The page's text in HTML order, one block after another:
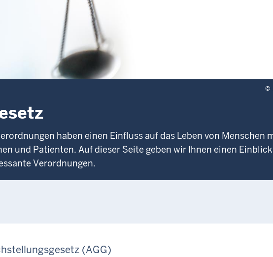
©
haben einen Einfluss auf das Leben von Menschen
und Patienten. Auf dieser Seite geben wir Ihnen einen
Verordnungen.
(AGG)